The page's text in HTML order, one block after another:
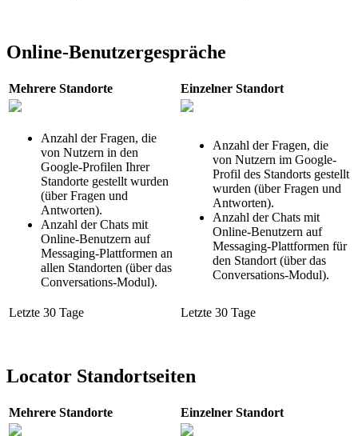
Online-Benutzergespräche
Mehrere Standorte Einzelner Standort
Anzahl der Fragen, die
von Nutzern in den
Google-Profilen Ihrer
Standorte gestellt wurden
(über Fragen und
Antworten).
Anzahl der Chats mit
Online-Benutzern auf
Messaging-Plattformen an
allen Standorten (über das
Conversations-Modul).
Anzahl der Fragen, die
von Nutzern im Google-
Profil des Standorts gestellt
wurden (über Fragen und
Antworten).
Anzahl der Chats mit
Online-Benutzern auf
Messaging-Plattformen für
den Standort (über das
Conversations-Modul).
Letzte 30 Tage Letzte 30 Tage
Locator Standortseiten
Mehrere Standorte Einzelner Standort